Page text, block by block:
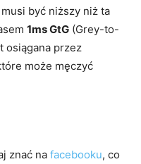
być niższy niż ta
1ms GtG (Grey-to-
osiągana przez
może męczyć
znać na facebooku, co